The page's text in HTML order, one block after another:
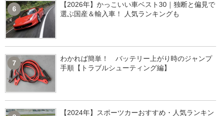
6
【2026年】かっこいい車ベスト30｜独断と偏見で
選ぶ国産＆輸入車！ 人気ランキングも
7
わかれば簡単！ バッテリー上がり時のジャンプ
手順【トラブルシューティング編】
【2024年】スポーツカーおすすめ・人気ランキン